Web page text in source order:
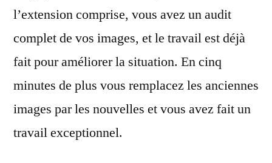
l’extension comprise, vous avez un audit
complet de vos images, et le travail est déjà
fait pour améliorer la situation. En cinq
minutes de plus vous remplacez les anciennes
images par les nouvelles et vous avez fait un
travail exceptionnel.